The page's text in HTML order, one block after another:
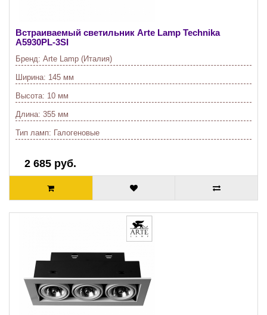
Встраиваемый светильник Arte Lamp Technika
A5930PL-3SI
Бренд: Arte Lamp (Италия)
Ширина: 145 мм
Высота: 10 мм
Длина: 355 мм
Тип ламп: Галогеновые
2 685 руб.